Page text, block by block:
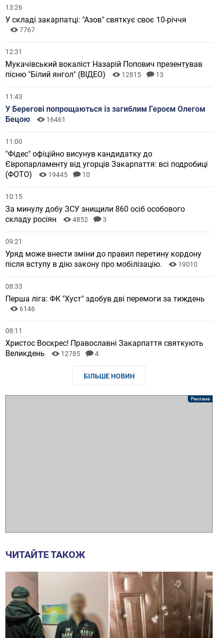
13:26
У складі закарпатці: "Азов" святкує своє 10-річчя
7767
12:31
Мукачівський вокаліст Назарій Попович презентував
пісню "Білий янгол" (ВІДЕО)
12815 13
11:43
У Берегові попрощаються із загиблим Героєм Олегом
Бецою
16461
11:00
"Фідес" офіційно висунув кандидатку до
Європарламенту від угорців Закарпаття: всі подробиці
(ФОТО)
19445 10
10:15
За минулу добу ЗСУ знищили 860 осіб особового
складу росіян
4852 3
09:21
Уряд може внести зміни до правил перетину кордону
після вступу в дію закону про мобілізацію.
19010
08:33
Перша ліга: ФК "Хуст" здобув дві перемоги за тиждень
6146
08:11
Христос Воскрес! Православні Закарпаття святкують
Великдень
12785 4
БІЛЬШЕ НОВИН
ЧИТАЙТЕ ТАКОЖ